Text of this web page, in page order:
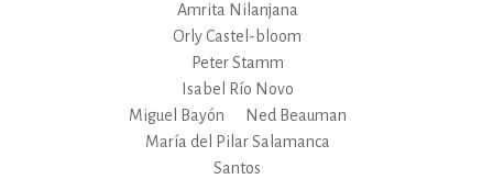
Amrita Nilanjana
Orly Castel-bloom
Peter Stamm
Isabel Río Novo
Miguel Bayón
Ned Beauman
María del Pilar Salamanca
Santos